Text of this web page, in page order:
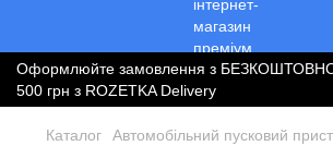
Оформлюйте замовлення з
500 грн з ROZETKA Delivery
Каталог Автомобільний пусковий